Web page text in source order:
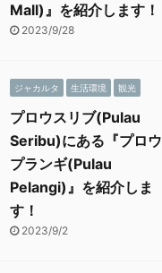
Mall)』を紹介します！
2023/9/28
ジャカルタ 生活環境 観光
プロウスリブ(Pulau
Seribu)にある『プロウ
プランギ(Pulau
Pelangi)』を紹介しま
す！
2023/9/2